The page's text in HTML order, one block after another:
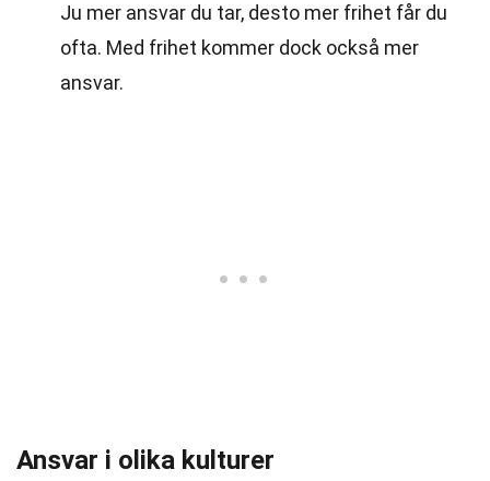
Ju mer ansvar du tar, desto mer frihet får du
ofta. Med frihet kommer dock också mer
ansvar.
Ansvar i olika kulturer